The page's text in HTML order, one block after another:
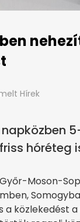
Hírek
hóréteg
Moson-
a közlekedést